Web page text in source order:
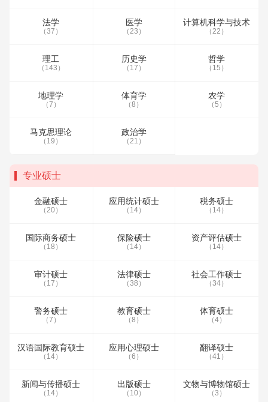
法学
（37）
医学
（23）
计算机科学与技术
（22）
理工
（143）
历史学
（17）
哲学
（15）
地理学
（7）
体育学
（8）
农学
（5）
马克思理论
（19）
政治学
（21）
专业硕士
金融硕士
（20）
应用统计硕士
（14）
税务硕士
（14）
国际商务硕士
（18）
保险硕士
（14）
资产评估硕士
（14）
审计硕士
（17）
法律硕士
（38）
社会工作硕士
（34）
警务硕士
（7）
教育硕士
（8）
体育硕士
（4）
汉语国际教育硕士
（14）
应用心理硕士
（6）
翻译硕士
（41）
新闻与传播硕士
（14）
出版硕士
（10）
文物与博物馆硕士
（3）